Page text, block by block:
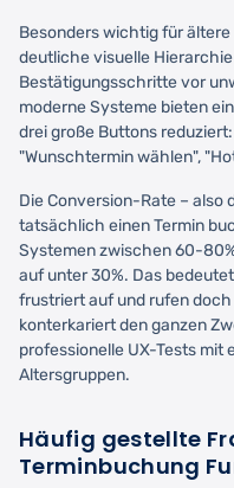
Besonders wichtig für
deutliche visuelle
Bestätigungsschritte vor
moderne Systeme bieten
drei große Buttons
"Wunschtermin wählen",
Die Conversion-Rate – also
tatsächlich einen Termin
Systemen zwischen 60-
auf unter 30%. Das
frustriert auf und rufen
konterkariert den ganzen
professionelle UX-Tests
Altersgruppen.
Häufig gestellte
Terminbuchung